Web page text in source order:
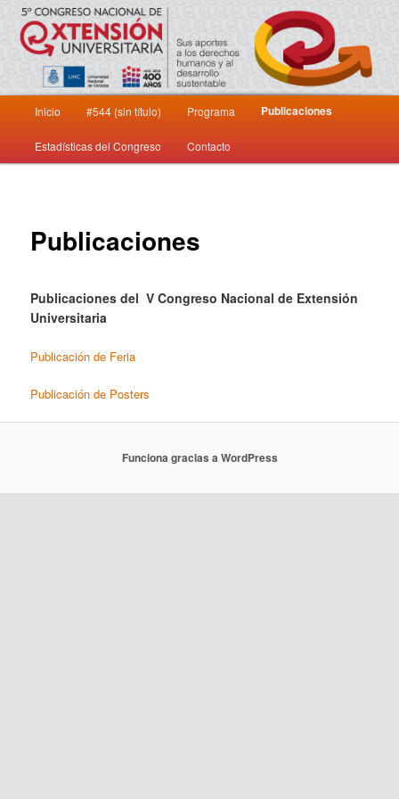
5º Congreso Nacional de Extensión
Universitaria
Sus aportes a los derechos humanos y al desarrollo sustentable
Ir al contenido principal
Ir al contenido secundario
Inicio #544 (sin título) Programa Publicaciones
Estadísticas del Congreso Contacto
Publicaciones
Publicaciones del V Congreso Nacional de Extensión
Universitaria
Publicación de Feria
Publicación de Posters
Funciona gracias a WordPress